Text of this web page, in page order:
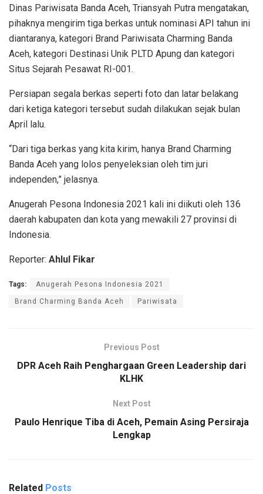
Dinas Pariwisata Banda Aceh, Triansyah Putra mengatakan,
pihaknya mengirim tiga berkas untuk nominasi API tahun ini
diantaranya, kategori Brand Pariwisata Charming Banda
Aceh, kategori Destinasi Unik PLTD Apung dan kategori
Situs Sejarah Pesawat RI-001.
Persiapan segala berkas seperti foto dan latar belakang
dari ketiga kategori tersebut sudah dilakukan sejak bulan
April lalu.
“Dari tiga berkas yang kita kirim, hanya Brand Charming
Banda Aceh yang lolos penyeleksian oleh tim juri
independen,” jelasnya.
Anugerah Pesona Indonesia 2021 kali ini diikuti oleh 136
daerah kabupaten dan kota yang mewakili 27 provinsi di
Indonesia.
Reporter: Ahlul Fikar
Tags: Anugerah Pesona Indonesia 2021
Brand Charming Banda Aceh Pariwisata
Previous Post
DPR Aceh Raih Penghargaan Green Leadership dari
KLHK
Next Post
Paulo Henrique Tiba di Aceh, Pemain Asing Persiraja
Lengkap
Related Posts